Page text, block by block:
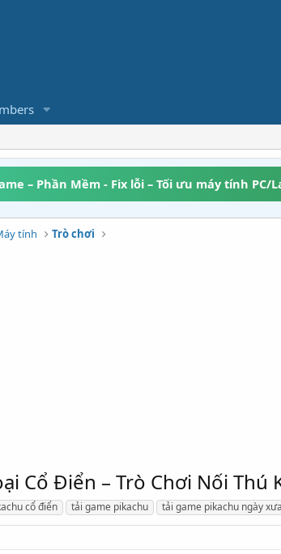
– Phần Mềm - Fix lỗi – Tối ưu máy tính PC/
tính Trò chơi
Cổ Điển – Trò Chơi Nối Thú
cổ điển tải game pikachu tải game pikachu ngày xưa